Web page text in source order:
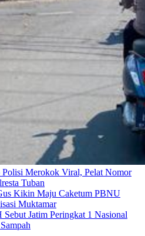
Polisi Merokok Viral, Pelat Nomor
Tuban
Kikin Maju Caketum PBNU
Muktamar
Jatim Peringkat 1 Nasional